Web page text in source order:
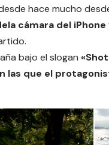
hace mucho
cámara del
bajo el slogan
las que el